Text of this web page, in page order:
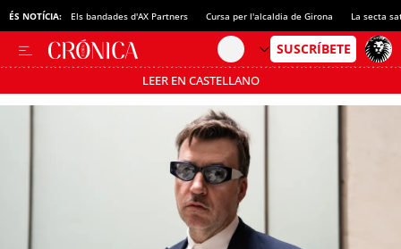
ÉS NOTÍCIA: Els bandades d'AX Partners Cursa per l'alcaldia de Girona La secta
LEER EN CASTELLANO
Passa’t al mode estalvi